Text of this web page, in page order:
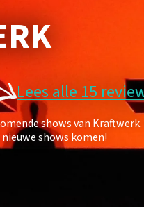
Lees alle 15
shows van
shows komen!